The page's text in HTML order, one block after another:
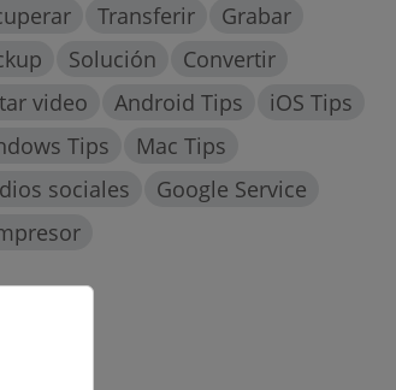
Transferir
Grabar
Solución
Convertir
video
Android Tips
iOS Tips
Tips
Mac Tips
sociales
Google Service